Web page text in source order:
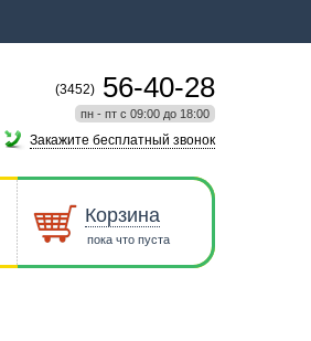
(3452) 56-40-28
пн - пт с 09:00 до 18:00
Закажите бесплатный звонок
Корзина
пока что пуста